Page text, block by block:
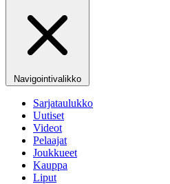
Navigointivalikko
Sarjataulukko
Uutiset
Videot
Pelaajat
Joukkueet
Kauppa
Liput